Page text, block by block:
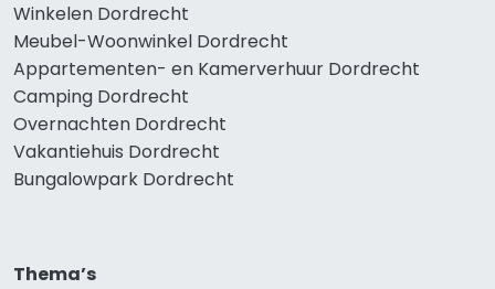
Winkelen Dordrecht
Meubel-Woonwinkel Dordrecht
Appartementen- en Kamerverhuur Dordrecht
Camping Dordrecht
Overnachten Dordrecht
Vakantiehuis Dordrecht
Bungalowpark Dordrecht
Thema’s